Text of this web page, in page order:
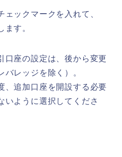
ックマークを入れて、
ます。
口座の設定は、後から変更
レッジを除く）。
、追加口座を開設する必要
いように選択してくださ